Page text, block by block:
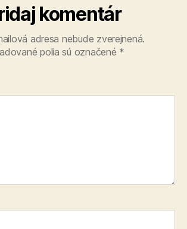
komentár
adresa nebude zverejnená.
polia sú označené *